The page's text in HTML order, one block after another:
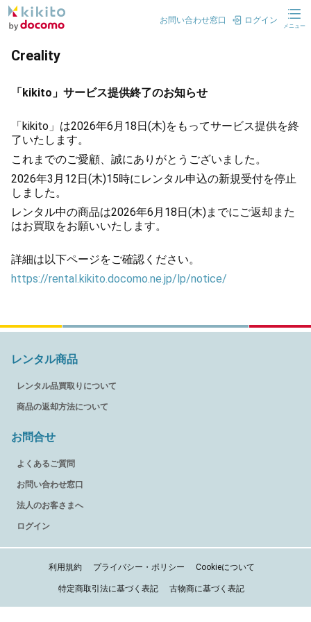
お問い合わせ窓口 ログイン
メニュー
Creality
「kikito」サービス提供終了のお知らせ
「kikito」は2026年6月18日(木)をもってサービス提供を終
了いたします。
これまでのご愛顧、誠にありがとうございました。
2026年3月12日(木)15時にレンタル申込の新規受付を停止
しました。
レンタル中の商品は2026年6月18日(木)までにご返却また
はお買取をお願いいたします。
詳細は以下ページをご確認ください。
https://rental.kikito.docomo.ne.jp/lp/notice/
レンタル商品
レンタル品買取りについて
商品の返却方法について
お問合せ
よくあるご質問
お問い合わせ窓口
法人のお客さまへ
ログイン
利用規約 プライバシー・ポリシー Cookieについて
特定商取引法に基づく表記 古物商に基づく表記